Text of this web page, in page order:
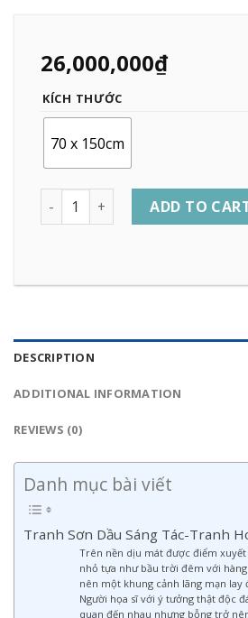
26,000,000₫
KÍCH THƯỚC
70 x 150cm
Quantity ADD TO
DESCRIPTION
ADDITIONAL INFORMATION
REVIEWS (0)
Danh mục bài viết
Tranh Sơn Dầu Sáng Tác-Tranh
Trên nền dịu mát được điểm
nhỏ tựa như bầu trời đêm với
nên một khung cảnh lãng mạn
Người họa sĩ với ý tưởng thật độc
quan đến nhau nhưng bỗng trở